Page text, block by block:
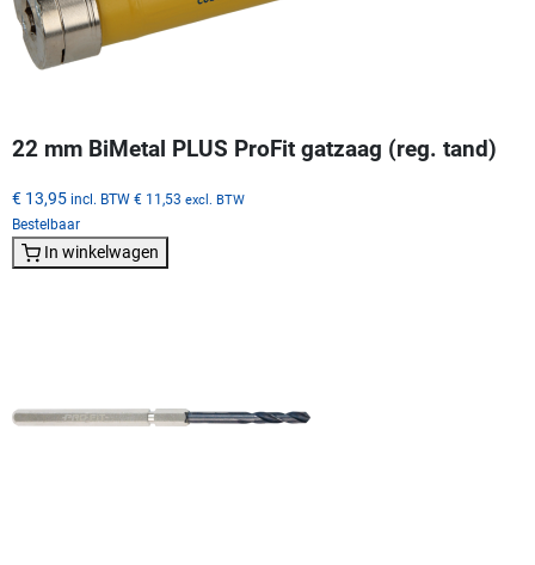
22 mm BiMetal PLUS ProFit gatzaag (reg. tand)
€ 13,95 incl. BTW € 11,53 excl. BTW
Bestelbaar
In winkelwagen